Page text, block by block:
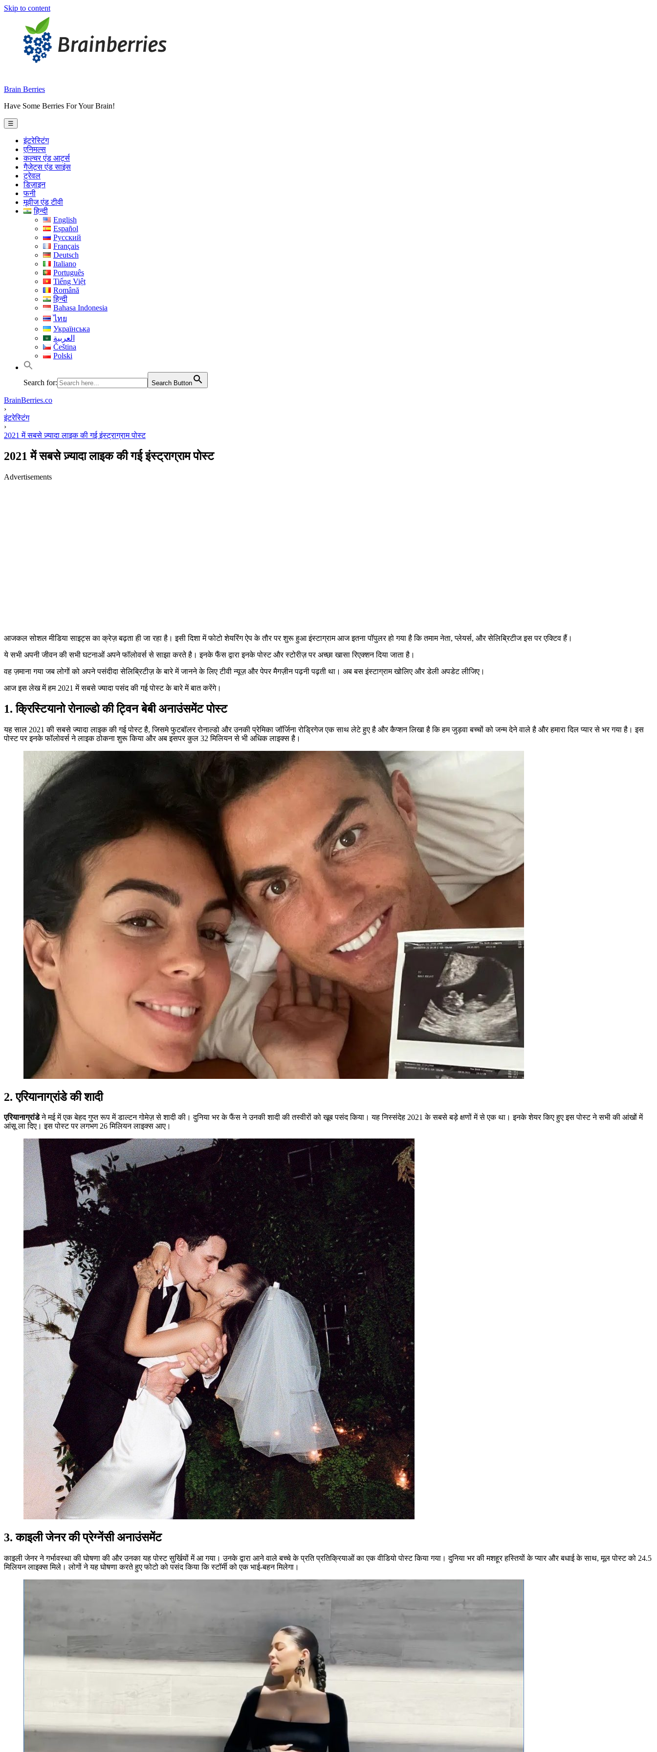
Skip to content
Brain Berries
Have Some Berries For Your Brain!
☰
इंटरेस्टिंग
एनिमल्स
कल्चर एंड आर्ट्स
गैजेट्स एंड साइंस
ट्रेवल
डिज़ाइन
फनी
मूवीज एंड टीवी
हिन्दी
English
Español
Русский
Français
Deutsch
Italiano
Português
Tiếng Việt
Română
हिन्दी
Bahasa Indonesia
ไทย
Українська
العربية
Čeština
Polski
Search for: Search Button
BrainBerries.co
›
इंटरेस्टिंग
›
2021 में सबसे ज़्यादा लाइक की गई इंस्ट्राग्राम पोस्ट
2021 में सबसे ज़्यादा लाइक की गई इंस्ट्राग्राम पोस्ट
Advertisements
आजकल सोशल मीडिया साइट्स का क्रेज़ बढ़ता ही जा रहा है। इसी दिशा में फोटो शेयरिंग ऐप के तौर पर शुरू हुआ इंस्टाग्राम आज इतना पॉपुलर हो गया है कि तमाम नेता, प्लेयर्स, और सेलिब्रिटीज इस पर एक्टिव हैं।
ये सभी अपनी जीवन की सभी घटनाओं अपने फॉलोवर्स से साझा करते है। इनके फैंस द्वारा इनके पोस्ट और स्टोरीज़ पर अच्छा खासा रिएक्शन दिया जाता है।
वह ज़माना गया जब लोगों को अपने पसंदीदा सेलिब्रिटीज़ के बारे में जानने के लिए टीवी न्यूज़ और पेपर मैगज़ीन पढ़नी पढ़ती था। अब बस इंस्टाग्राम खोलिए और डेली अपडेट लीजिए।
आज इस लेख में हम 2021 में सबसे ज्यादा पसंद की गई पोस्ट के बारे में बात करेंगे।
1. क्रिस्टियानो रोनाल्डो की ट्विन बेबी अनाउंसमेंट पोस्ट
यह साल 2021 की सबसे ज्यादा लाइक की गई पोस्ट है, जिसमे फुटबॉलर रोनाल्डो और उनकी प्रेमिका जॉर्जिना रोड्रिगेज एक साथ लेटे हुए है और कैप्शन लिखा है कि हम जुड़वा बच्चों को जन्म देने वाले है और हमारा दिल प्यार से भर गया है। इस
पोस्ट पर इनके फॉलोवर्स ने लाइक ठोकना शुरू किया और अब इसपर कुल 32 मिलियन से भी अधिक लाइक्स है।
2. एरियानाग्रांडेकी शादी
एरियानाग्रांडेने मई में एक बेहद गुप्त रूप में डाल्टन गोमेज़ से शादी की। दुनिया भर के फैंस ने उनकी शादी की तस्वीरों को खूब पसंद किया। यह निस्संदेह 2021 के सबसे बड़े क्षणों में से एक था। इनके शेयर किए हुए इस पोस्ट ने सभी की आंखों में
आंसू ला दिए। इस पोस्ट पर लगभग 26 मिलियन लाइक्स आए।
3. काइली जेनर की प्रेग्नेंसी अनाउंसमेंट
काइली जेनर ने गर्भावस्था की घोषणा की और उनका यह पोस्ट सुर्खियों में आ गया। उनके द्वारा आने वाले बच्चे के प्रति प्रतिक्रियाओं का एक वीडियो पोस्ट किया गया। दुनिया भर की मशहूर हस्तियों के प्यार और बधाई के साथ, मूल पोस्ट को 24.5
मिलियन लाइक्स मिले। लोगों ने यह घोषणा करते हुए फोटो को पसंद किया कि स्टॉर्मी को एक भाई-बहन मिलेगा।